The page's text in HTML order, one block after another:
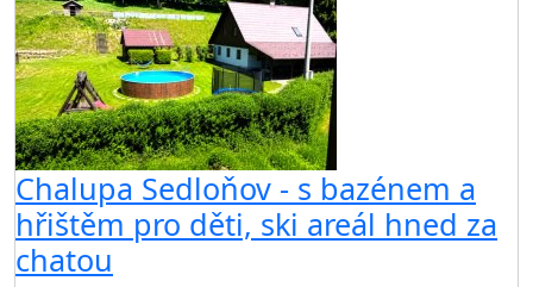
Chalupa Sedloňov - s bazénem a
hřištěm pro děti, ski areál hned za
chatou